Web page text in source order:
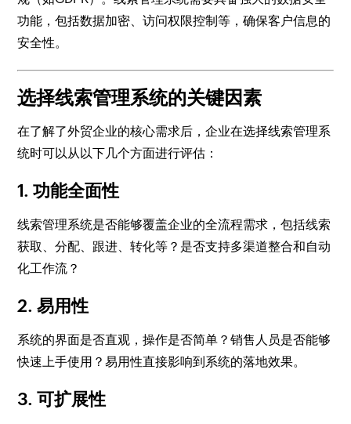
功能，包括数据加密、访问权限控制等，确保客户信息的
安全性。
选择线索管理系统的关键因素
在了解了外贸企业的核心需求后，企业在选择线索管理系
统时可以从以下几个方面进行评估：
1. 功能全面性
线索管理系统是否能够覆盖企业的全流程需求，包括线索
获取、分配、跟进、转化等？是否支持多渠道整合和自动
化工作流？
2. 易用性
系统的界面是否直观，操作是否简单？销售人员是否能够
快速上手使用？易用性直接影响到系统的落地效果。
3. 可扩展性